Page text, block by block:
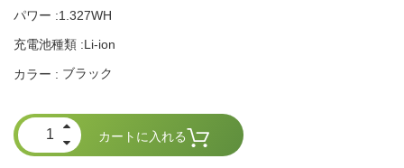
パワー :1.327WH
充電池種類 :Li-ion
カラー : ブラック
カートに入れる